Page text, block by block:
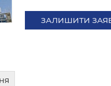
Фарби,
ЗАЛИШИТИ